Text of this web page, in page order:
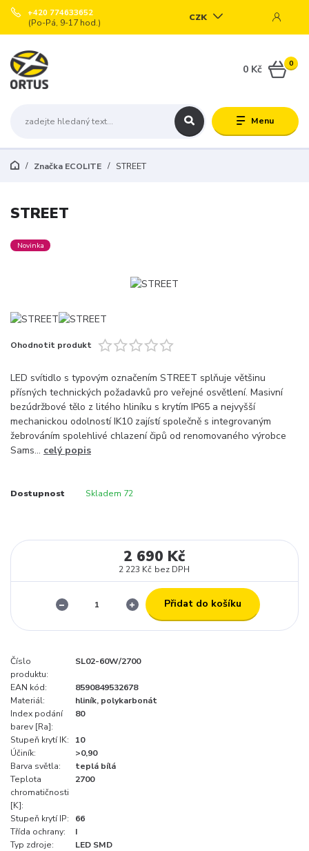
Menu
CZK
+420 774633652
(Po-Pá, 9-17 hod.)
0
0 Kč
Značka ECOLITE STREET
STREET
Novinka
Ohodnotit produkt
LED svítidlo s typovým označením STREET splňuje většinu
přísných technických požadavků pro veřejné osvětlení. Masivní
bezúdržbové tělo z litého hliníku s krytím IP65 a nejvyšší
mechanickou odolností IK10 zajístí společně s integrovaným
žebrováním spolehlivé chlazení čipů od renomovaného výrobce
Sams... celý popis
Dostupnost Skladem 72
2 690 Kč
2 223 Kč bez DPH
Přidat do košíku
Číslo
produktu:
SL02-60W/2700
EAN kód:
8590849532678
Materiál:
hliník, polykarbonát
Index podání
barev [Ra]:
80
Stupeň krytí IK:
10
Účiník:
>0,90
Barva světla:
teplá bílá
Teplota
chromatičnosti
[K]:
2700
Stupeň krytí IP:
66
Třída ochrany:
I
Typ zdroje:
LED SMD